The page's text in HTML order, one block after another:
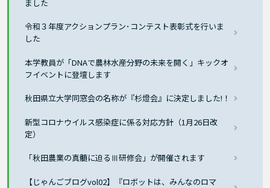
ました
令和３年度アクションプラン･コンテスト表彰式を行いま
した
本学教員が「DNAで農林水産分野の未来を開く」キックオ
フイベントに登壇します
秋田県立大学同窓会の名称が『杉燈会』に決定しました!！
新型コロナウイルス感染症に係る対応方針（1月26日改
定）
「秋田農業の真髄に迫るⅢ研修会」が開催されます
【じゃんごブログvol02】『ロボットは、みんなのロマ